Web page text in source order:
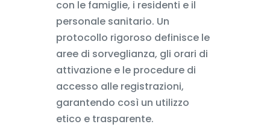
con le famiglie, i residenti e il
personale sanitario. Un
protocollo rigoroso definisce le
aree di sorveglianza, gli orari di
attivazione e le procedure di
accesso alle registrazioni,
garantendo così un utilizzo
etico e trasparente.